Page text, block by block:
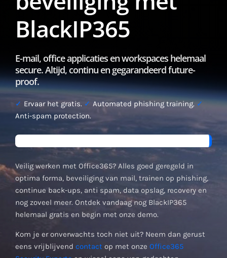
BlackIP365
E-mail, office applicaties en workspaces helemaal
secure. Altijd, continu en gegarandeerd future-
proof.
✓ Ervaar het gratis. ✓ Automated phishing training. ✓
Anti-spam protection.
Veilig werken met Office365? Alles goed geregeld in
optima forma, beveiliging van mail, trainen op phishing,
continue back-ups, anti spam, data opslag, recovery en
nog zoveel meer. Ontdek vandaag nog BlackIP365
helemaal gratis en begin met onze demo.
Kom je er onverwachts toch niet uit? Neem dan gerust
eens vrijblijvend contact op met onze Office365